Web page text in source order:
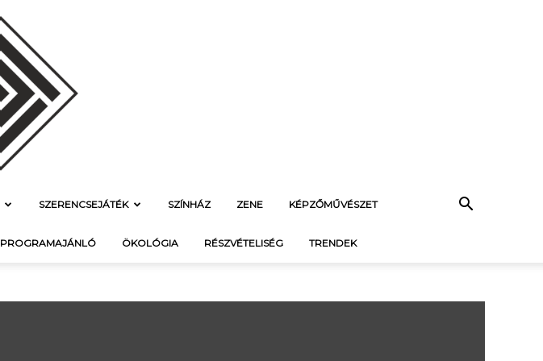
f21.hu
SZERENCSEJÁTÉK SZÍNHÁZ ZENE KÉPZŐMŰVÉSZET
PROGRAMAJÁNLÓ ÖKOLÓGIA RÉSZVÉTELISÉG TRENDEK